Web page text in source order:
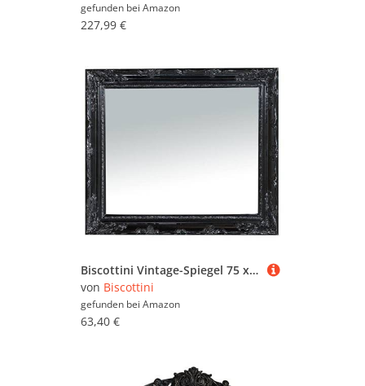
gefunden bei Amazon
227,99 €
Biscottini Vintage-Spiegel 75 x 65 cm | Wandspiegel für Badezimmer und Schlafzimmer | Eingangsspiegel
von Biscottini
gefunden bei Amazon
63,40 €